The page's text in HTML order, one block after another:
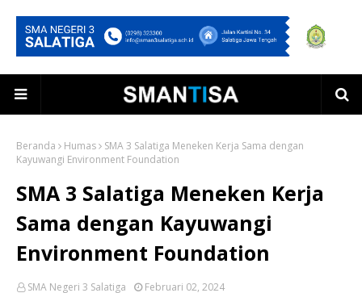
Beranda Humas
SMA 3 Salatiga Meneken Kerja Sama dengan
Kayuwangi Environment Foundation
SMA 3 Salatiga Meneken Kerja
Sama dengan Kayuwangi
Environment Foundation
SMA Negeri 3 Salatiga Februari 02, 2024